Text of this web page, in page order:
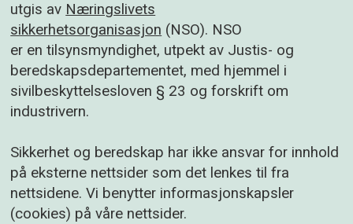
utgis av Næringslivets
sikkerhetsorganisasjon (NSO). NSO
er en tilsynsmyndighet, utpekt av Justis- og
beredskapsdepartementet, med hjemmel i
sivilbeskyttelsesloven § 23 og forskrift om
industrivern.
Sikkerhet og beredskap har ikke ansvar for innhold
på eksterne nettsider som det lenkes til fra
nettsidene. Vi benytter informasjonskapsler
(cookies) på våre nettsider.